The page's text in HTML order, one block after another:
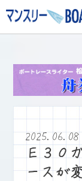
2025.06.08
Ｅ３０
ースが